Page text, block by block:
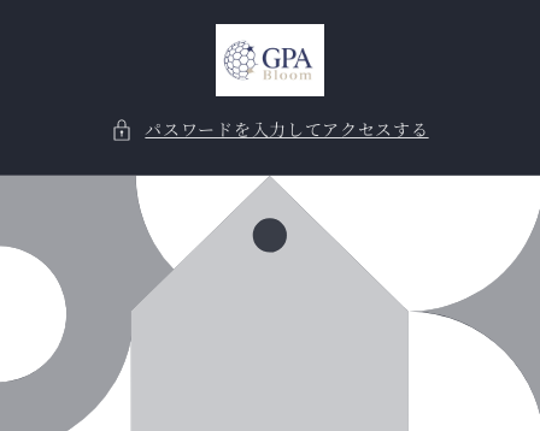
パスワードを入力してアクセスする